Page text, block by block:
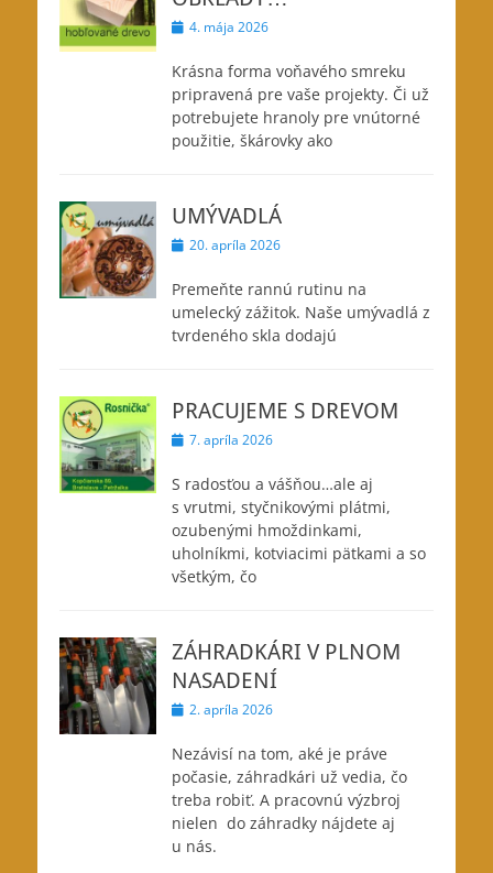
Posted
4. mája 2026
Krásna forma voňavého smreku
pripravená pre vaše projekty. Či už
potrebujete hranoly pre vnútorné
použitie, škárovky ako
UMÝVADLÁ
Posted
20. apríla 2026
Premeňte rannú rutinu na
umelecký zážitok. Naše umývadlá z
tvrdeného skla dodajú
PRACUJEME S DREVOM
Posted7. apríla 2026
S radosťou a vášňou…ale aj
s vrutmi, styčnikovými plátmi,
ozubenými hmoždinkami,
uholníkmi, kotviacimi pätkami a so
všetkým, čo
ZÁHRADKÁRI V PLNOM
NASADENÍ
Posted2. apríla 2026
Nezávisí na tom, aké je práve
počasie, záhradkári už vedia, čo
treba robiť. A pracovnú výzbroj
nielen do záhradky nájdete aj
u nás.